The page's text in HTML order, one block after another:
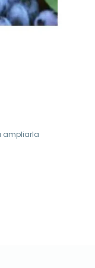
ampliarla